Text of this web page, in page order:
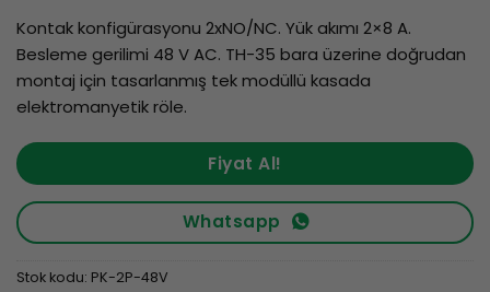
Kontak konfigürasyonu 2xNO/NC. Yük akımı 2×8 A.
Besleme gerilimi 48 V AC. TH-35 bara üzerine doğrudan
montaj için tasarlanmış tek modüllü kasada
elektromanyetik röle.
Fiyat Al!
Whatsapp
Stok kodu: PK-2P-48V